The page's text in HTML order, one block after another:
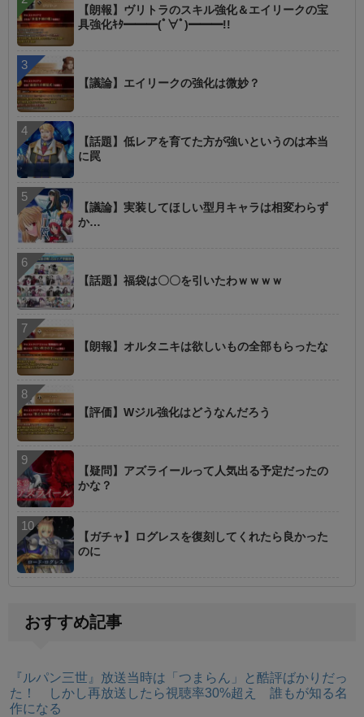
【朗報】ヴリトラのスキル強化＆エイリークの宝
具強化ｷﾀ━━━(ﾟ∀ﾟ)━━━!!
【議論】エイリークの強化は微妙？
【話題】低レアを育てた方が強いというのは本当
に罠
【議論】実装してほしい型月キャラは相変わらず
か…
【話題】福袋は〇〇を引いたわｗｗｗｗ
【朗報】オルタニキは欲しいもの全部もらったな
【評価】Wジル強化はどうなんだろう
【疑問】アズライールって人気出る予定だったの
かな？
【ガチャ】ログレスを復刻してくれたら良かった
のに
おすすめ記事
『ルパン三世』放送当時は「つまらん」と酷評ばかりだっ
た！ しかし再放送したら視聴率30%超え 誰もが知る名
作になる